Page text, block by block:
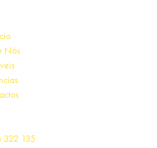
Nós
322 135